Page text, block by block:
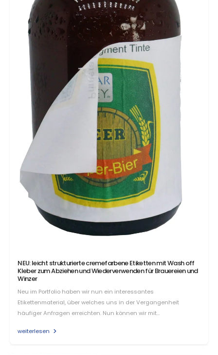
NEU: leicht strukturierte cremefarbene Etiketten mit Wash off
Kleber zum Abziehen und Wiederverwenden für Brauereien und
Winzer
Neu im Portfolio haben wir nun ein interessantes
Etikettenmaterial, über welches uns in der Vergangenheit
häufiger Anfragen erreichten. Nun können wir mit…
weiterlesen